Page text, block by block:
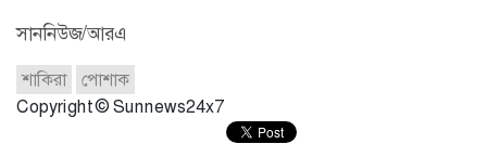
সাননিউজ/আরএ
শাকিরা
পোশাক
Copyright © Sunnews24x7